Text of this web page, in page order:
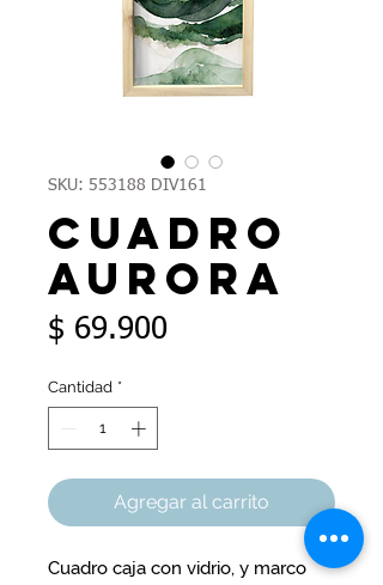
SKU: 553188 DIV161
Cuadro
Aurora
$ 69.900Precio
Cantidad *
Agregar al carrito
Cuadro caja con vidrio, y marco